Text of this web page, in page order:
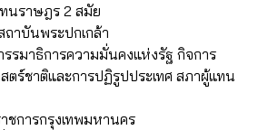
นราษฎร 2 สมัย
าบันพระปกเกล้า
รมาธิการความมั่นคงแห่งรัฐ กิจการ
ตร์ชาติและการปฏิรูปประเทศ สภาผู้แทน
ชการกรุงเทพมหานคร